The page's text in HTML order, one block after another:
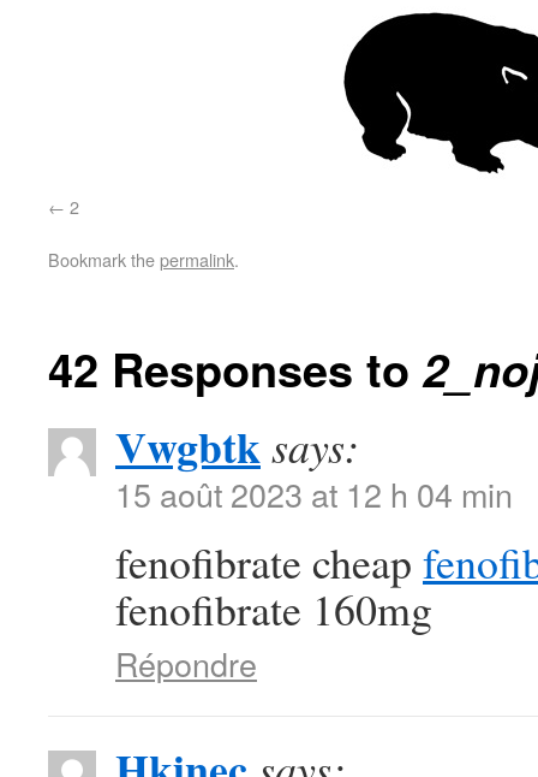
2
Bookmark thepermalink.
42 Responses to
Vwgbtksays:
15 août 2023 at 12 h 04 min
fenofibrate cheap
fenofibrate 160mg
Répondre